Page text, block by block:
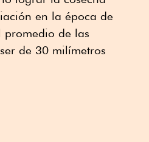
en la época de
promedio de las
de 30 milímetros